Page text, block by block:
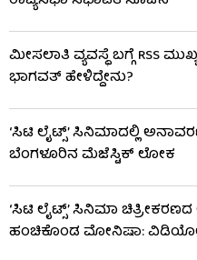
ಮೀಸಲಾತಿ ವ್ಯವಸ್ಥೆ ಬಗ್ಗೆ RSS​
ಭಾಗವತ್ ಹೇಳಿದ್ದೇನು?
‘ಸಿಟಿ ಲೈಟ್ಸ್’ ಸಿನಿಮಾದಲ್ಲಿ
ಬೆಂಗಳೂರಿನ ಮೆಜೆಸ್ಟಿಕ್ ಲೋಕ
‘ಸಿಟಿ ಲೈಟ್ಸ್’ ಸಿನಿಮಾ
ಹಂಚಿಕೊಂಡ ಮೋನಿಷಾ: